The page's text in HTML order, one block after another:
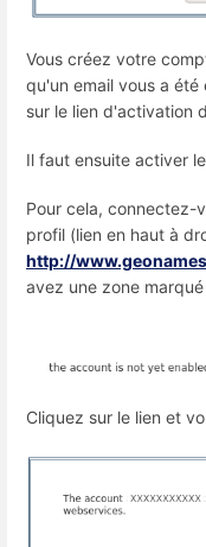
Vous créez votre
qu'un email vous a
sur le lien d'activation
Il faut ensuite activer
Pour cela, connectez-
profil (lien en haut à
http://
avez une zone
Cliquez sur le lien et